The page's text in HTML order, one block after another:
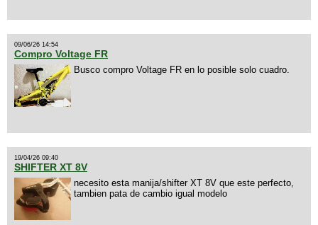
09/06/26 14:54
Compro Voltage FR
Busco compro Voltage FR en lo posible solo cuadro.
19/04/26 09:40
SHIFTER XT 8V
necesito esta manija/shifter XT 8V que este perfecto,
tambien pata de cambio igual modelo